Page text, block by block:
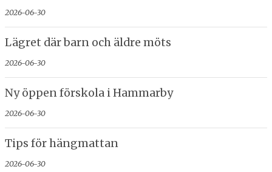
2026-06-30
Lägret där barn och äldre möts
2026-06-30
Ny öppen förskola i Hammarby
2026-06-30
Tips för hängmattan
2026-06-30